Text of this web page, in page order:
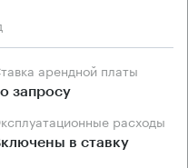
Ставка арендной платы
запросу
Эксплуатационные расходы
в ставку